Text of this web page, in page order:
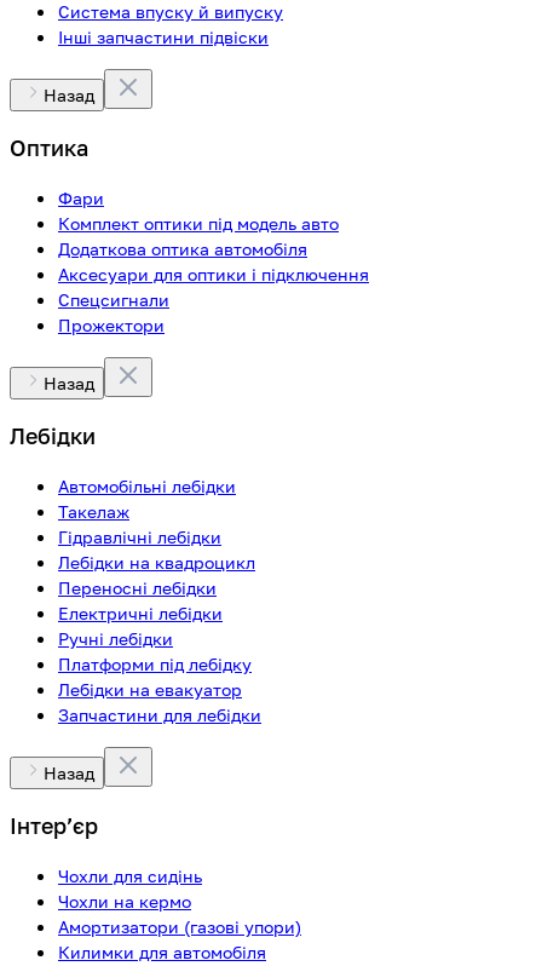
Система впуску й випуску
Інші запчастини підвіски
Назад
Оптика
Фари
Комплект оптики під модель авто
Додаткова оптика автомобіля
Аксесуари для оптики і підключення
Спецсигнали
Прожектори
Назад
Лебідки
Автомобільні лебідки
Такелаж
Гідравлічні лебідки
Лебідки на квадроцикл
Переносні лебідки
Електричні лебідки
Ручні лебідки
Платформи під лебідку
Лебідки на евакуатор
Запчастини для лебідки
Назад
Інтерʼєр
Чохли для сидінь
Чохли на кермо
Амортизатори (газові упори)
Килимки для автомобіля